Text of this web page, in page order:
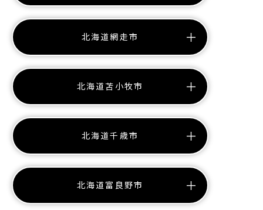
北海道網走市
北海道苫小牧市
北海道千歳市
北海道富良野市